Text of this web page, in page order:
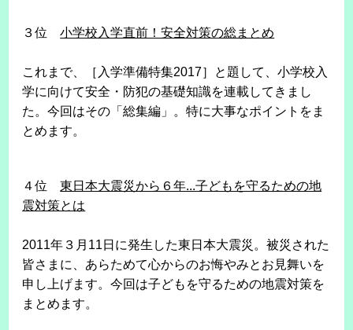
３位小学校入学直前！安全対策の総まとめ
これまで、［入学準備特集2017］と題して、小学校入
学に向けて安全・防犯の基礎知識を連載してきまし
た。今回はその「総集編」。特に大事なポイントをま
とめます。
４位東日本大震災から６年...子どもを守るための地
震対策とは
2011年３月11日に発生した東日本大震災。被災された
皆さまに、あらためて心からのお悔やみとお見舞いを
申し上げます。今回は子どもを守るための地震対策を
まとめます。